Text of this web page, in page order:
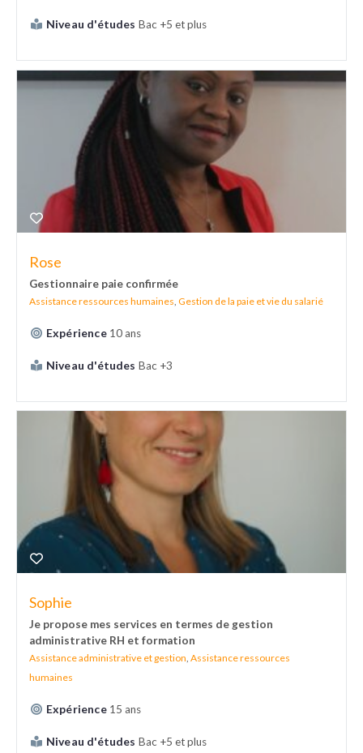
Niveau d'études Bac +5 et plus
Rose
Gestionnaire paie confirmée
Assistance ressources humaines Gestion de la paie et vie du salarié
Expérience 10 ans
Niveau d'études Bac +3
Sophie
Je propose mes services en termes de gestion
administrative RH et formation
Assistance administrative et gestion Assistance ressources
humaines
Expérience 15 ans
Niveau d'études Bac +5 et plus